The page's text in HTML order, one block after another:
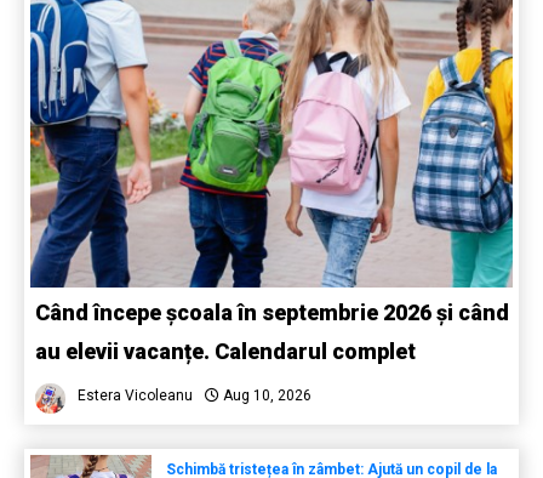
Când începe școala în septembrie 2026 și când
au elevii vacanțe. Calendarul complet
Estera Vicoleanu Aug 10, 2026
Schimbă tristețea în zâmbet: Ajută un copil de la